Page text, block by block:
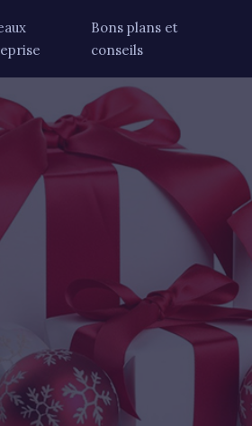
Bons plans et
conseils